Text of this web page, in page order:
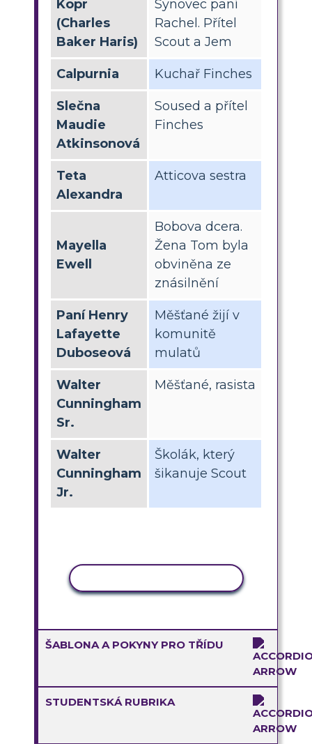
Kopr
(Charles
Baker Haris)
Synovec paní
Rachel. Přítel
Scout a Jem
Calpurnia Kuchař Finches
Slečna
Maudie
Atkinsonová
Soused a přítel
Finches
Teta
Alexandra
Atticova sestra
Mayella
Ewell
Bobova dcera.
Žena Tom byla
obviněna ze
znásilnění
Paní Henry
Lafayette
Duboseová
Měšťané žijí v
komunitě
mulatů
Walter
Cunningham
Sr.
Měšťané, rasista
Walter
Cunningham
Jr.
Školák, který
šikanuje Scout
ŠABLONA A POKYNY PRO TŘÍDU
STUDENTSKÁ RUBRIKA